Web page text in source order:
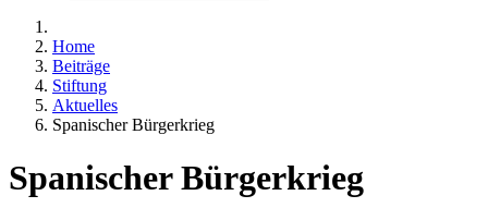
Home
Beiträge
Stiftung
Aktuelles
Spanischer Bürgerkrieg
Spanischer Bürgerkrieg